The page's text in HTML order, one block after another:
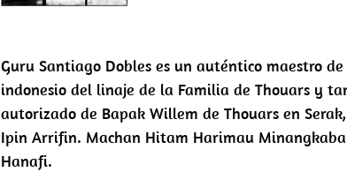
Guru Santiago Dobles es un auténtico maestro
indonesio del linaje de la Familia de Thouars y
autorizado de Bapak Willem de Thouars en
Ipin Arrifin. Machan Hitam Harimau
Hanafi.